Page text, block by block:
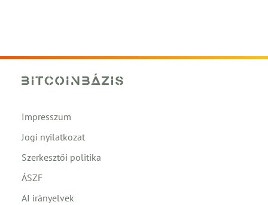
Impresszum
Jogi nyilatkozat
Szerkesztői politika
ÁSZF
AI irányelvek